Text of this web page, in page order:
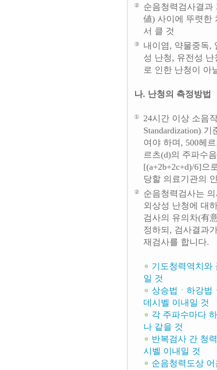
②
순음청력검사결과
値) 사이에 뚜렷한
서 클 것
③
내이염, 약물중독,
성 난청, 유전성
로 인한 난청이 아
나. 난청의 측정방법
①
24시간 이상 소음
Standardization)
여야 하며, 500헤
르츠(d)의 주파수
[(a+2b+2c+d)/6]으
당할 의료기관의
②
순음청력검사는
외상성 난청에 대
검사의 유의차(有
정하되, 검사결과
재검사를 합니다.
기도청력역치와
일 것
상승법ㆍ하강법
데시벨 이내일 것
각 주파수마다
나 같을 것
반복검사 간 청
시벨 이내일 것
순음청력도상